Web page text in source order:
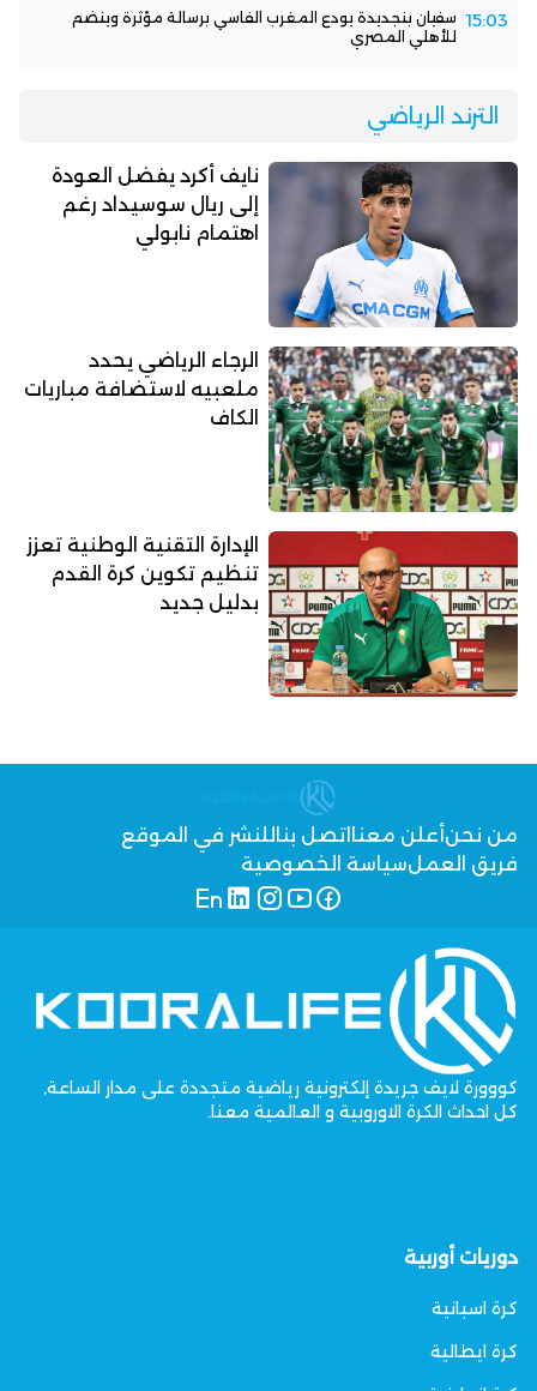
15:03 سفيان بنجديدة يودع المغرب الفاسي برسالة مؤثرة وينضم
للأهلي المصري
الترند الرياضي
نايف أكرد يفضل العودة
إلى ريال سوسيداد رغم
اهتمام نابولي
الرجاء الرياضي يحدد
ملعبيه لاستضافة مباريات
الكاف
الإدارة التقنية الوطنية تعزز
تنظيم تكوين كرة القدم
بدليل جديد
من نحنأعلن معنا اتصل بنا للنشر في الموقع
فريق العملسياسة الخصوصية
كووورة لايف جريدة إلكترونية رياضية متجددة على مدار الساعة,
كل احداث الكرة الاوروبية و العالمية معنا.
دوريات أوربية
كرة اسبانية
كرة ايطالية